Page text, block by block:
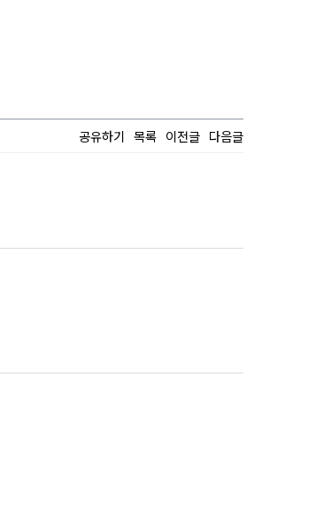
공유하기 목록 이전글 다음글